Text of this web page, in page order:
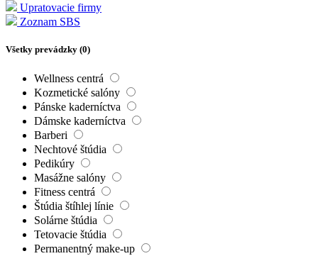
Upratovacie firmy
Zoznam SBS
Všetky prevádzky (0)
Wellness centrá
Kozmetické salóny
Pánske kaderníctva
Dámske kaderníctva
Barberi
Nechtové štúdia
Pedikúry
Masážne salóny
Fitness centrá
Štúdia štíhlej línie
Solárne štúdia
Tetovacie štúdia
Permanentný make-up